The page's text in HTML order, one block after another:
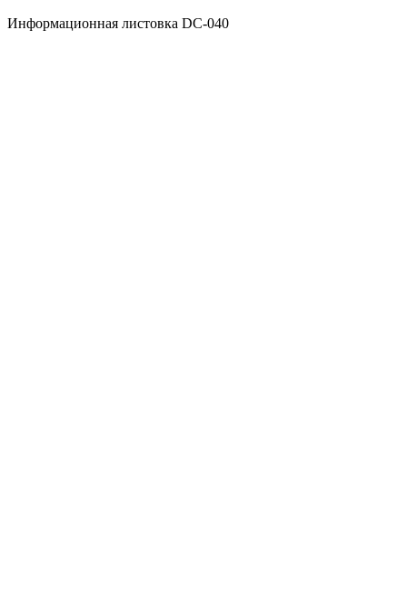
Информационная листовка DC-040